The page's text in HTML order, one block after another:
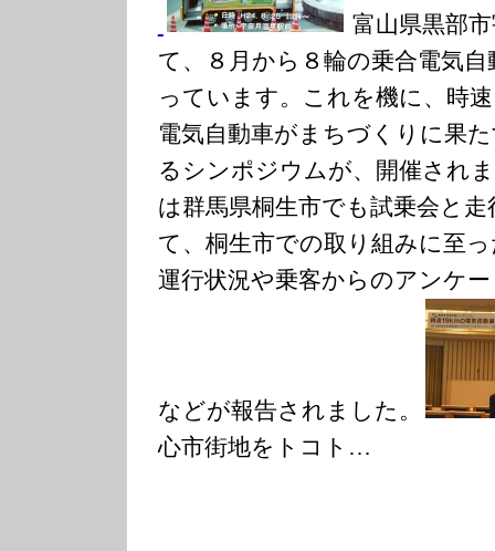
富山県黒部
て、８月から８輪の乗合電気
っています。これを機に、時
電気自動車がまちづくりに果
るシンポジウムが、開催され
は群馬県桐生市でも試乗会と
て、桐生市での取り組みに至
運行状況や乗客からのアンケ
などが報告されました。
心市街地をトコト…